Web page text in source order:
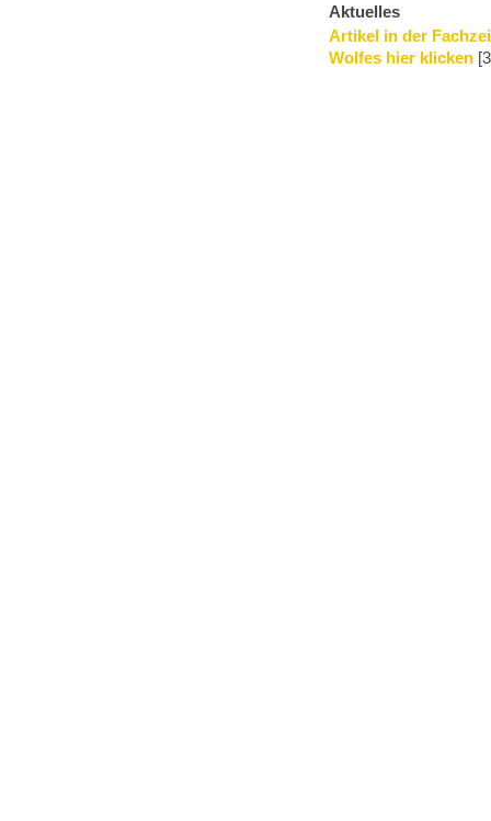
Aktuelles
Artikel in der
Wolfes hier klicken